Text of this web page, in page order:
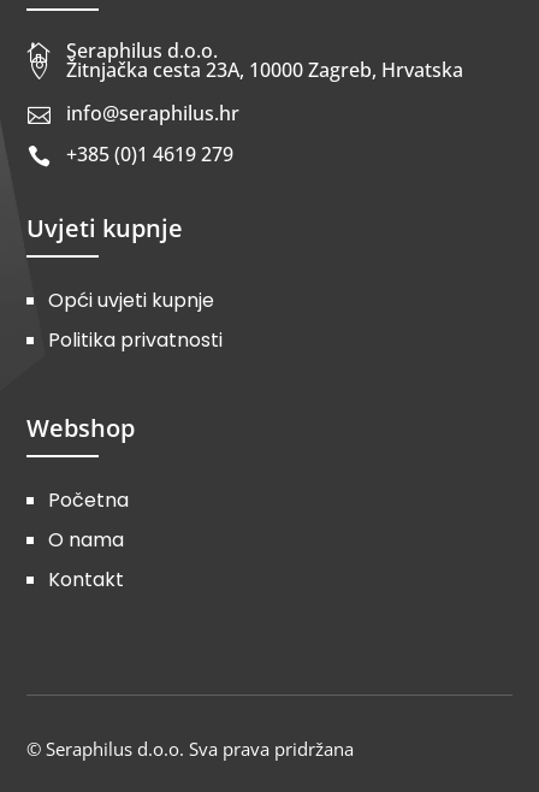
 Seraphilus d.o.o.
 Žitnjačka cesta 23A, 10000 Zagreb, Hrvatska
 info@seraphilus.hr
 +385 (0)1 4619 279
Uvjeti kupnje
Opći uvjeti kupnje
Politika privatnosti
Webshop
Početna
O nama
Kontakt
© Seraphilus d.o.o. Sva prava pridržana